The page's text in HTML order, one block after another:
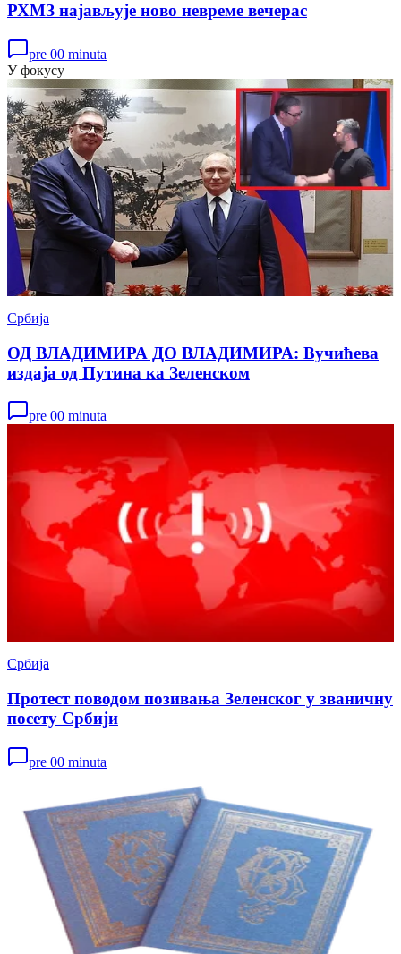
РХМЗ најављује ново невреме вечерас
pre 00 minuta
У фокусу
Србија
ОД ВЛАДИМИРА ДО ВЛАДИМИРА: Вучићева
издаја од Путина ка Зеленском
pre 00 minuta
Србија
Протест поводом позивања Зеленског у званичну
посету Србији
pre 00 minuta